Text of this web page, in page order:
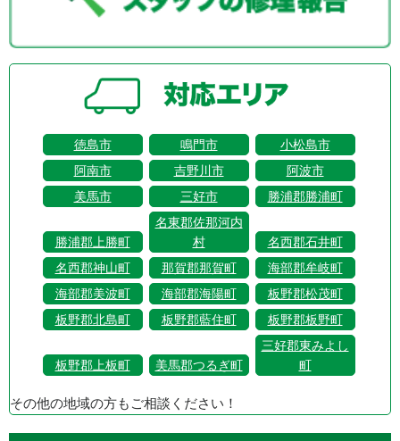
徳島市 鳴門市
小松島市
阿南市
吉野川市
阿波市
美馬市
三好市 勝浦郡勝浦町
勝浦郡上勝町
名東郡佐那河内
村
名西郡石井町
名西郡神山町
那賀郡那賀町
海部郡牟岐町
海部郡美波町
海部郡海陽町
板野郡松茂町
板野郡北島町
板野郡藍住町 板野郡板野町
板野郡上板町 美馬郡つるぎ町
三好郡東みよし
町
その他の地域の方もご相談ください！